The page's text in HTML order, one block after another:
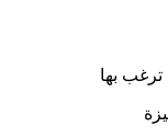
ترغب بها